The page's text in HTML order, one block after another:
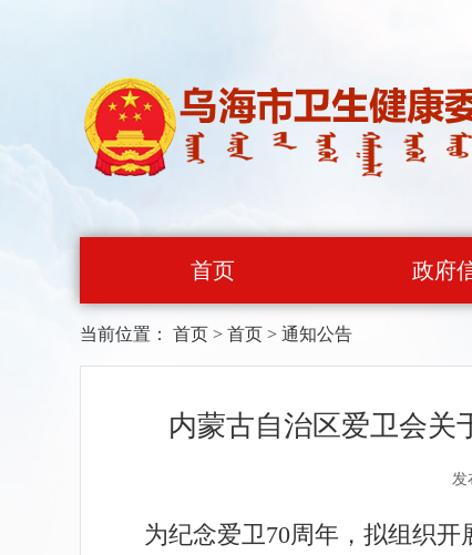
首页 政府
当前位置： 首页 > 首页 > 通知公告
内蒙古自治区爱卫会关
发
为纪念爱卫70周年，拟组织开